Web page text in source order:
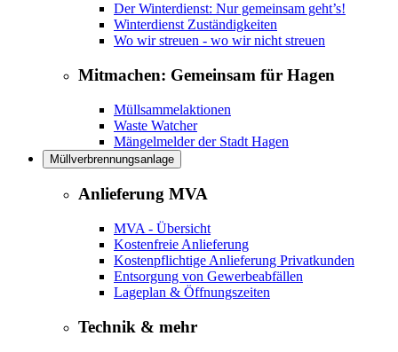
Der Winterdienst: Nur gemeinsam geht’s!
Winterdienst Zuständigkeiten
Wo wir streuen - wo wir nicht streuen
Mitmachen: Gemeinsam für Hagen
Müllsammelaktionen
Waste Watcher
Mängelmelder der Stadt Hagen
Müllverbrennungsanlage
Anlieferung MVA
MVA - Übersicht
Kostenfreie Anlieferung
Kostenpflichtige Anlieferung Privatkunden
Entsorgung von Gewerbeabfällen
Lageplan & Öffnungszeiten
Technik & mehr